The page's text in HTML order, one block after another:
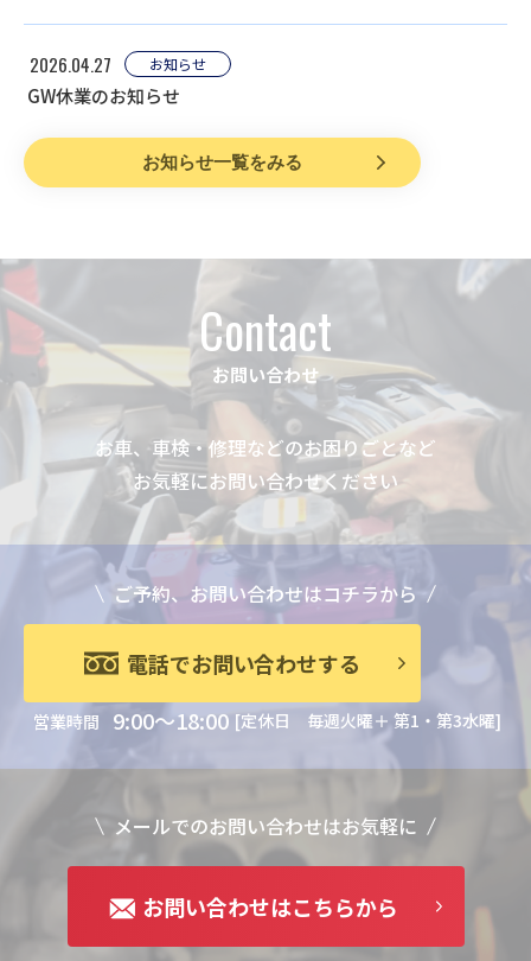
2026.04.27 お知らせ
GW休業のお知らせ
お知らせ一覧をみる
Contact
お問い合わせ
お車、車検・修理などのお困りごとなど
お気軽にお問い合わせください
ご予約、お問い合わせはコチラから
電話でお問い合わせする
営業時間 9:00～18:00 [定休日 毎週火曜＋ 第1・第3水曜]
メールでのお問い合わせはお気軽に
お問い合わせはこちらから